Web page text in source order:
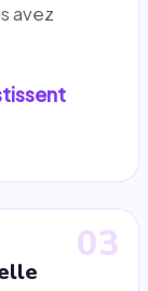
avez
03